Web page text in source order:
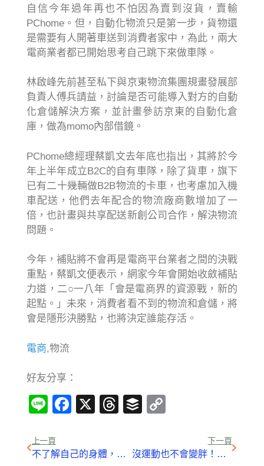
自信今年過年再也不怕因為賣到沒貨，賣輸
PChome。但，自動化物流只是第一步，貨物還
是需要有人開著車送到消費者家中，為此，兩大
電商業者都已開始思考自己跳下來做車隊。
林啟峰先前甚至私下與京東物流集團規畫發展部
負責人傅兵請益，討論是否可能導入對方的自動
化倉儲解決方案，並計畫參訪京東的自動化倉
庫，做為momo內部借鏡。
PChome總經理蔡凱文去年底也指出，其將於今
年上半年成立B2C的自有車隊，除了貨車，旗下
已有二十幾輛做B2B物流的卡車，也考慮加入機
車配送，他們去年配合的物流廠商數增加了一
倍，也計畫與共享配送新創公司合作，解決物流
問題。
今年，補貼將不會再是電商平台業者之間的決戰
重點，蔡凱文便表示，網家今年會開始收斂補貼
力道，二○一八年「會是電商界的資源戰，新的
起點。」未來，消費者看不到的物流和倉儲，將
會是隱形決勝點，也將決定誰能存活。
電商,物流
好友分享：
LineFacebook
X Threads
Buffer
上一頁
不了解自己的身體，運動 + 飲食控制還是會胖！來看看你是哪一類「代謝下降女」吧
下一頁
沒運動也不會變胖！跟著這 5 種生活作息吃，靠習慣找回完美體態